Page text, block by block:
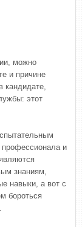
можно
и причине
кандидате,
этот
профессионала и
знаниям,
навыки, а вот с
бороться